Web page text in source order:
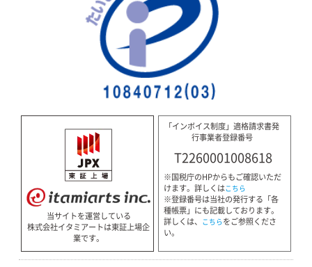
当サイトを運営している
株式会社イタミアートは東証上場企
業です。
「インボイス制度」適格請求書発
行事業者登録番号
T2260001008618
※国税庁のHPからもご確認いただ
けます。詳しくはこちら
※登録番号は当社の発行する「各
種帳票」にも記載しております。
詳しくは、 こちらをご参照くださ
い。